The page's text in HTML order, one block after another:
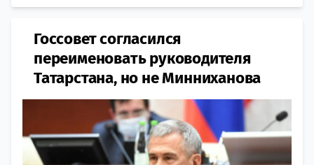
Госсовет согласился
переименовать руководителя
Татарстана, но не Минниханова